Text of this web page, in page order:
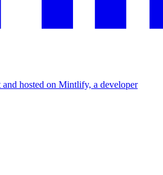
hosted on Mintlify, a developer